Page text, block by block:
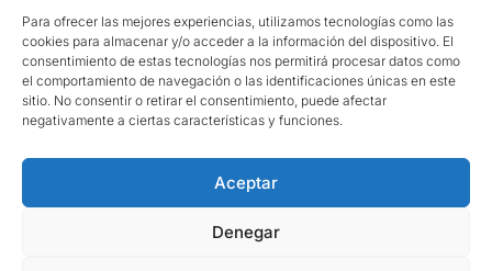
Para ofrecer las mejores experiencias, utilizamos tecnologías como las
cookies para almacenar y/o acceder a la información del dispositivo. El
consentimiento de estas tecnologías nos permitirá procesar datos como
el comportamiento de navegación o las identificaciones únicas en este
sitio. No consentir o retirar el consentimiento, puede afectar
negativamente a ciertas características y funciones.
Aceptar
Denegar
Telf. +34 977473810
Coordenadas GPS:
40º 54′ 31″ N / 0º 29′ 26″ E
reservas@hotelvillaretiro.com
© Hotel Villa Retiro | Política de privacitat
Política de cookies